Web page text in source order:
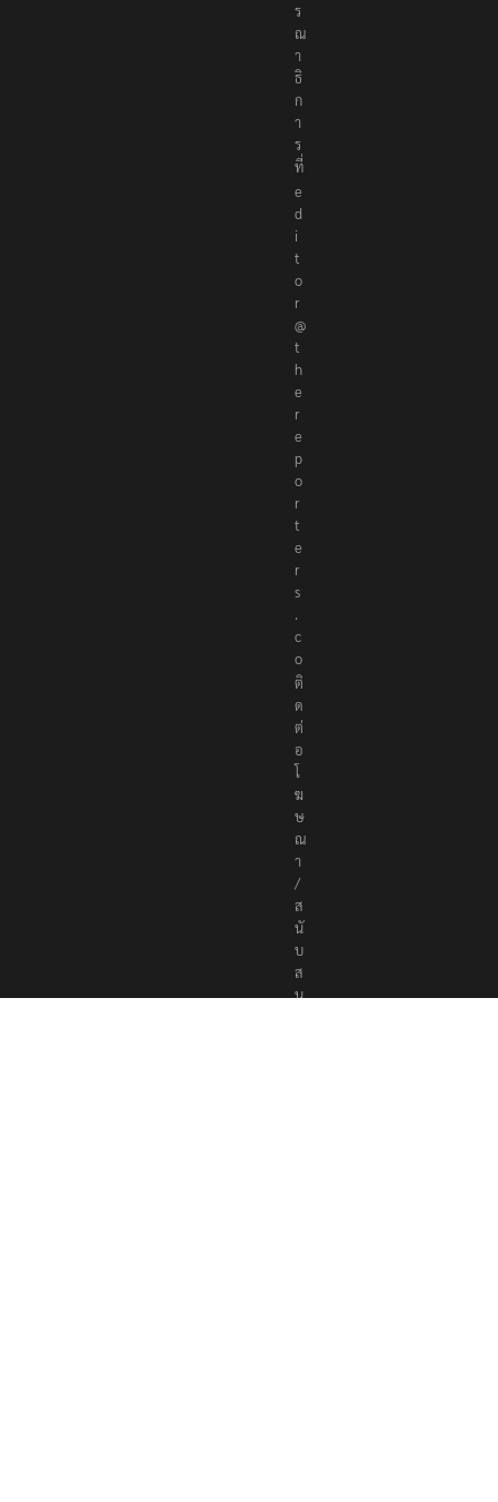
ร
ณ
า
ธิ
ก
า
ร
ที่
e
d
i
t
o
r
@
t
h
e
r
e
p
o
r
t
e
r
s
.
c
o
ติ
ด
ต่
อ
โ
ฆ
ษ
ณ
า
/
ส
นั
บ
ส
นุ